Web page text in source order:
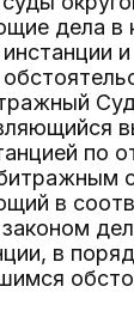
дела в
по
в
в